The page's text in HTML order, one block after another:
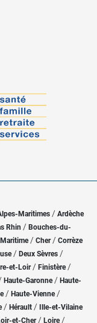
Maritimes / Ardèche
Rhin / Bouches-du-
/ Cher / Corrèze
/ Deux Sèvres /
et-Loir / Finistère/
Haute-Garonne/ Haute-
/ Haute-Vienne/
/ Hérault / Ille-et-Vilaine
et-Cher/ Loire/